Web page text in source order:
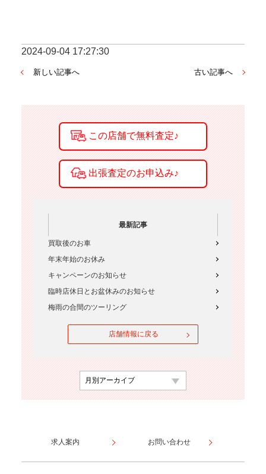
2024-09-04 17:27:30
新しい記事へ 古い記事へ
最新記事
買取後のお車
年末年始のお休み
キャンペーンのお知らせ
臨時店休日とお盆休みのお知らせ
梅雨の合間のツーリング
店舗情報に戻る
求人案内 お問い合わせ